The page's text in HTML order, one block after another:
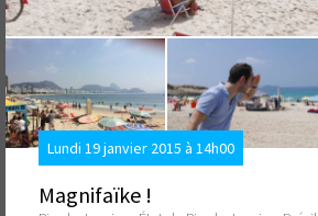
Lundi 19 janvier 2015 à 14h00
Magnifaïke !